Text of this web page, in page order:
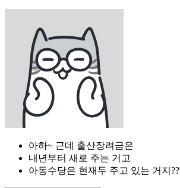
아하~ 근데 출산장려금은
내년부터 새로 주는 거고
아동수당은 현재두 주고 있는 거지??